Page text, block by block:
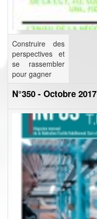
Construire des
perspectives et
se rassembler
pour gagner
N°350 - Octobre 2017